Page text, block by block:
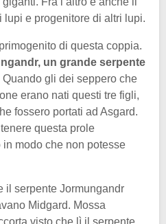
e progenitore di altri lupi.
di questa coppia.
un grande serpente
Quando gli dei seppero che
erano nati questi tre figli,
fossero portati ad Asgard.
questa prole
modo che non potesse
il serpente Jormungandr
Midgard. Mossa
visto che lì il serpente